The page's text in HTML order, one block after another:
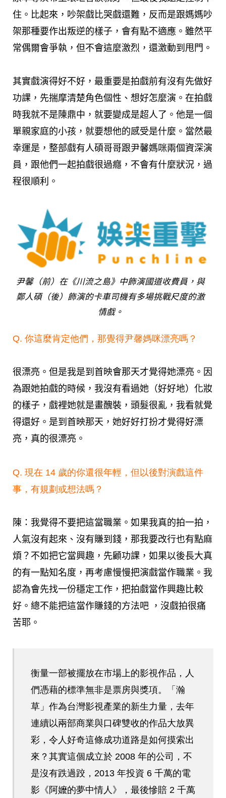
住。比起來，吵架戲比哭戲還難，反而是跟媽媽吵
架那種要作出叛逆的樣子，會有點不適應。雖然平
常偶爾會爭執，但不會這麼激烈，還激動到甩門。
其實戲演得好不好，最重要是拍戲前有沒有先做好
功課，先揣摩清楚角色個性、想好怎麼演。在拍戲
時我就不是陳鼎中，就要變成是超人了。他是一個
單親家庭的小孩，就要想他的感受是什麼。當然最
幸運是，整部戲有人碩哥哥跟尹馨媽咪兩個資深演
員，跟他們一起拍戲很過癮，不會有什麼狀況，過
程很順利。
尹馨（前）在《川流之島》中飾演國道收費員，與
鄭人碩（後）飾演的卡車司機有多場挑戰尺度的激
情戲。
Q. 你這麼肯定他們，那覺得尹馨媽咪漂亮嗎？
很漂亮。但是我是到首映會那天才覺得她漂亮。因
為跟她拍戲的時候，我沒有看過她（好好地）化妝
的樣子，戲裡她就是畫醜裝，頭髮很亂，我看就覺
得還好。是到首映那天，她好好打扮才覺得好漂
亮，真的很漂亮。
Q. 現在 14 歲的你還很年輕，但以後對演戲這件
事，有規劃或想法嗎？
陳：我覺得不要把這當職業。如果我真的拍一拍，
人氣沒有起來、沒有賺到錢，那我要改行也有點麻
煩？不如把它當興趣，先顧功課，如果以後長大真
的有一點知名度，再考慮慢慢把演戲當作職業。我
認為會先找一份穩定工作，把拍戲當作興趣比較
好。總不能把這當作賺錢的方法吧 ，沒戲拍很痛
苦耶。
衡量一部被擺放在市場上的影視作品，人
們憑藉的標準無非是票房與獎項。「瀚
草」作為台灣影視產業的新生力量，去年
連續以兩部商業與口碑雙收的作品大放異
彩，令人好奇這條成功道路是如何摸索出
來？其實這個成立於 2008 年的公司，不
是沒有跌過跤，2013 年投資 6 千萬的電
影《阿嬤的夢中情人》，最後慘賠 2 千萬